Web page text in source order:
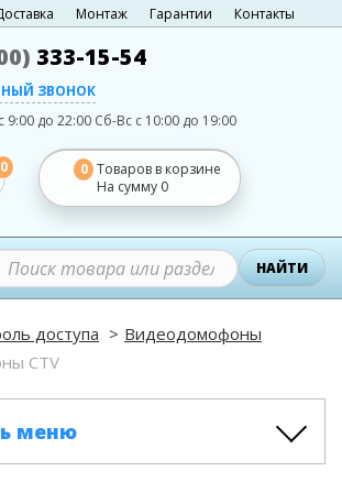
Монтаж Гарантии Контакты
333-15-54
ЗВОНОК
9:00 до 22:00 Сб-Вс с 10:00 до 19:00
0 0 Товаров в корзине
На сумму 0
НАЙТИ
доступа
Видеодомофоны
CTV
меню